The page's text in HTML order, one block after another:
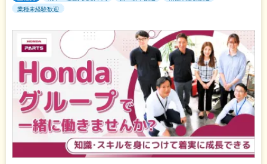
業種未経験歓迎